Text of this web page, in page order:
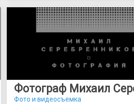
Фото и видеосъемка